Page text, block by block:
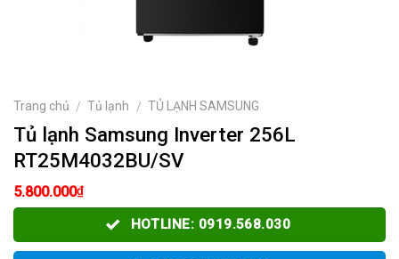
Trang chủ / Tủ lạnh / TỦ LẠNH SAMSUNG
Tủ lạnh Samsung Inverter 256L
RT25M4032BU/SV
5.800.000₫
HOTLINE: 0919.568.030